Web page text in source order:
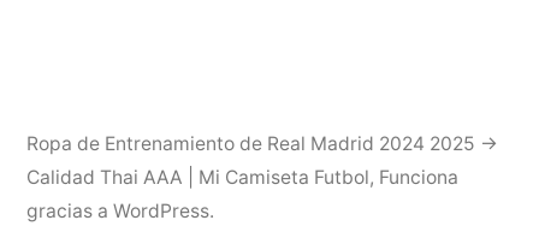
Ropa de Entrenamiento de Real Madrid 2024 2025 →
Calidad Thai AAA | Mi Camiseta Futbol, Funciona
gracias a WordPress.